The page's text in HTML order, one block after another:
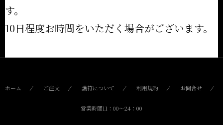
す。
10日程度お時間をいただく場合がございます。
ホーム ご注文 護符について 利用規約 お問合せ
営業時間11：00〜24：00